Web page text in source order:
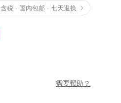
含税 · 国内包邮 · 七天退换
需要帮助？